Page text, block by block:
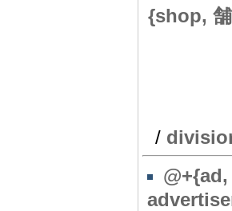
{shop,
/